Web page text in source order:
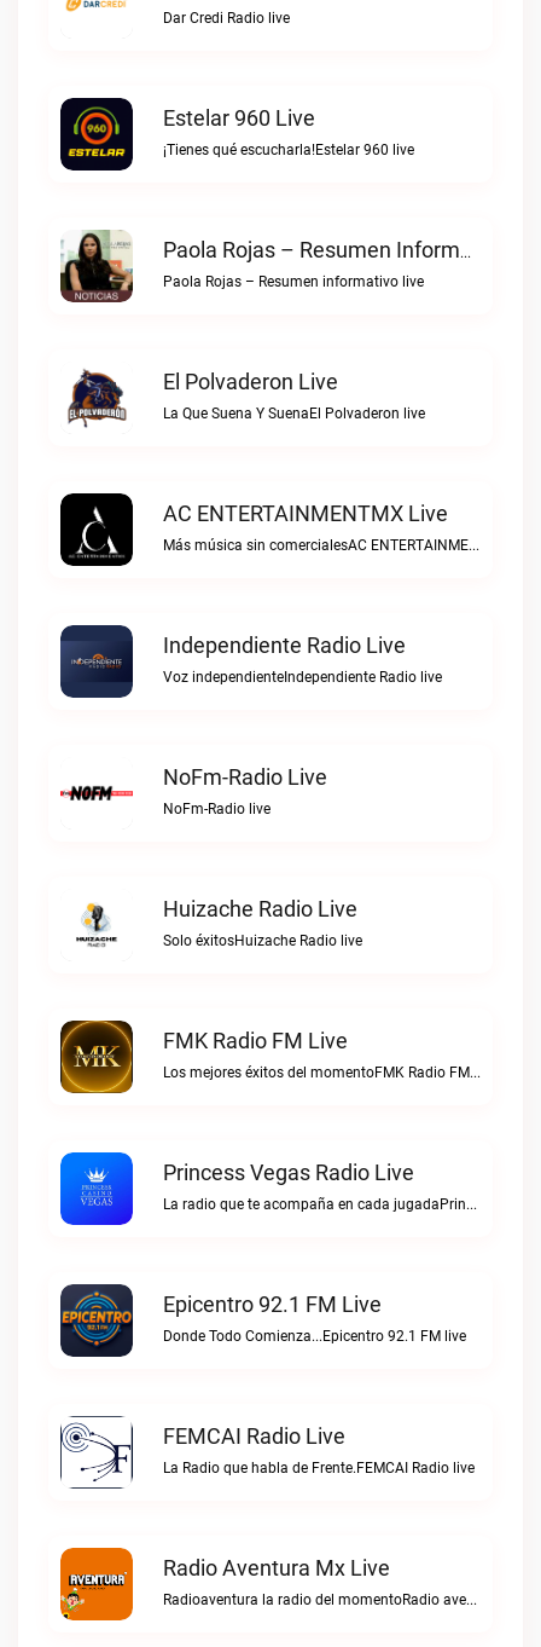
Dar Credi Radio live
Estelar 960 Live
¡Tienes qué escucharla!Estelar 960 live
Paola Rojas – Resumen Informativo Live
Paola Rojas – Resumen informativo live
El Polvaderon Live
La Que Suena Y SuenaEl Polvaderon live
AC ENTERTAINMENTMX Live
Más música sin comercialesAC ENTERTAINMENTMX live
Independiente Radio Live
Voz independienteIndependiente Radio live
NoFm-Radio Live
NoFm-Radio live
Huizache Radio Live
Solo éxitosHuizache Radio live
FMK Radio FM Live
Los mejores éxitos del momentoFMK Radio FM live
Princess Vegas Radio Live
La radio que te acompaña en cada jugadaPrincess Vegas Radio live
Epicentro 92.1 FM Live
Donde Todo Comienza...Epicentro 92.1 FM live
FEMCAI Radio Live
La Radio que habla de Frente.FEMCAI Radio live
Radio Aventura Mx Live
Radioaventura la radio del momentoRadio aventura mx live